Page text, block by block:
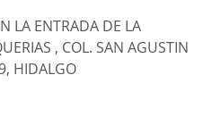
LA ENTRADA DE LA
, COL. SAN AGUSTIN
HIDALGO